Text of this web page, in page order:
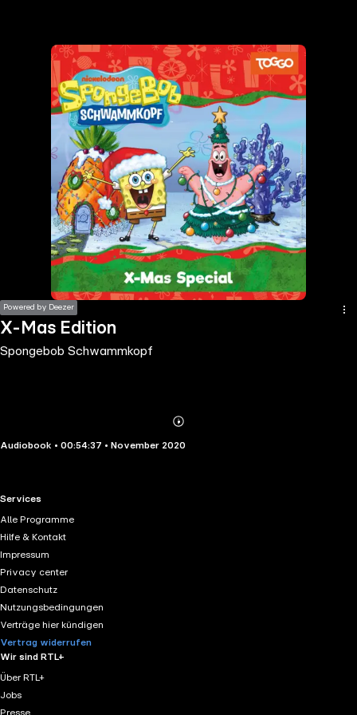
Powered by Deezer
X-Mas Edition
Spongebob Schwammkopf
Mehr
Details
Audiobook • 00:54:37 • November 2020
RTL+ useful links.
Services
Alle Programme
Hilfe & Kontakt
Impressum
Privacy center
Datenschutz
Nutzungsbedingungen
Verträge hier kündigen
Vertrag widerrufen
Wir sind RTL+
Über RTL+
Jobs
Presse